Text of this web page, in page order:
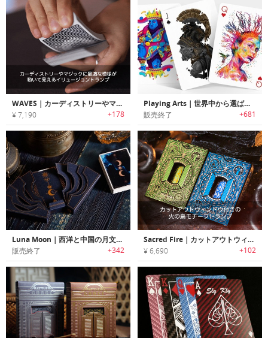
WAVES｜カーディストリーやマジックに最適な模様が動いて見えるイリュージョントランプ「ウェーブス」
¥ 7,190 +178
Playing Arts｜世界中から選ばれたアーティストが1枚1枚手掛けたプレイングカード「プレイングアーツ」
販売終了 +681
Luna Moon｜西洋と中国の月文化がテーマのトランプセット「ルナムーン」
販売終了 +342
Sacred Fire｜カットアウトウィンドウ付きのタックボックスに入った火の鳥モチーフトランプ
¥ 6,690 +102